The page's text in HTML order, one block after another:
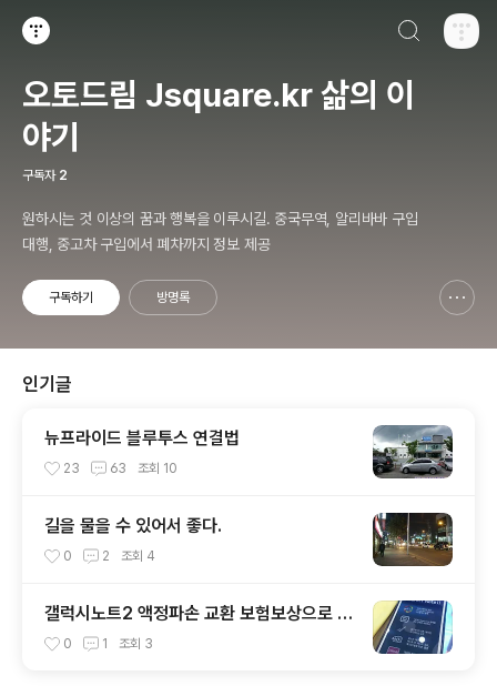
오토드림 Jsquare.kr 삶의 이
야기
구독자 2
원하시는 것 이상의 꿈과 행복을 이루시길. 중국무역, 알리바바 구입
대행, 중고차 구입에서 폐차까지 정보 제공
구독하기 방명록
인기글
뉴프라이드 블루투스 연결법
23 63 조회 10
길을 물을 수 있어서 좋다.
0 2 조회 4
갤럭시노트2 액정파손 교환 보험보상으로 처
리 0 1 조회 3